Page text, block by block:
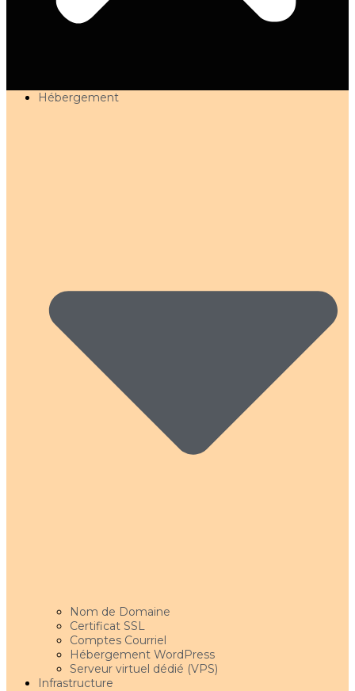
Hébergement
Nom de Domaine
Certificat SSL
Comptes Courriel
Hébergement WordPress
Serveur virtuel dédié (VPS)
Infrastructure